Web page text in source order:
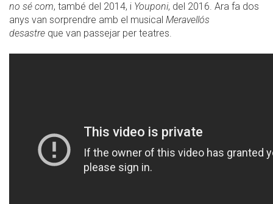
no sé com, també del 2014, i Youponi, del 2016. Ara fa dos
anys van sorprendre amb el musical Meravellós
desastre que van passejar per teatres.